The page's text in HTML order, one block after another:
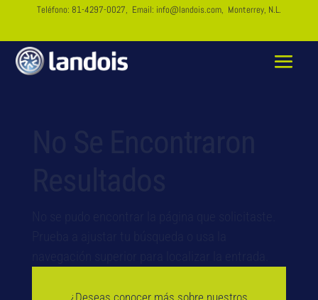
Teléfono: 81-4297-0027, Email: info@landois.com, Monterrey, N.L.
¿Deseas conocer más sobre nuestros